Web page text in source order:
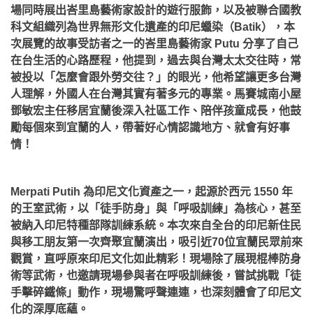
場同時展出峇里島藝術家設計的遊行服飾，以及被聯合國教
科文組織列為世界無形文化遺產的印尼蠟染（Batik），本
次展覽的故事受訪者之一的峇里島藝術家 Putu 分享了自己
在台生活的心路歷程，他提到，過去與台灣太太交往時，常
被投以「怎麼會跟外勞交往？」的眼光，他希望讓更多台灣
人理解，外國人在台灣其實有著多元的專業。馬賽城南小屋
鄧敏宏主任移居宜蘭後深入社區工作、陪伴孩童成長，他鼓
勵每個來到宜蘭的人，帶著好心情認識地方、就會有好事
情！
Merpati Putih 為印尼文化資產之一，起源於西元 1550 年
的王室武術，以「徒手防身」與「呼吸訓練」為核心，甚至
被納入印尼特種部隊訓練系統。本次來自全台的印尼新住民
與移工朋友第一次齊聚宜蘭演出，吸引近70位宜蘭民眾前來
觀賞，直呼原來印尼文化如此精彩！現場除了展現棍棒防身
術等武術，也邀請現場參與者在呼吸訓練後，嘗試挑戰「徒
手擊碎鐵條」動作，現場驚呼聲連連，也深刻體會了印尼文
化的深厚底蘊。